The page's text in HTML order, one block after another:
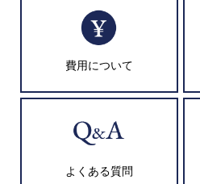
費用について
よくある質問